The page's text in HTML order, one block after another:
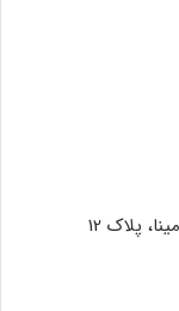
پلاک 12